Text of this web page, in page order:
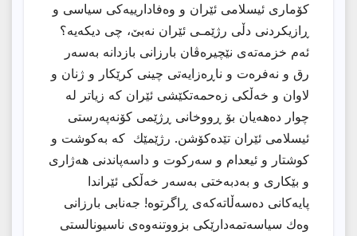
کۆماری ئیسلامی ئێران و وەفادارییەکی سیاسی و
ڕازیکردنی دڵی رژێمـی ئێران نەبێ، چی دیکەیە؟
ئەم خزمەتەی نێچیرەڤان بارزانی بازدانە بەسەر
رق و نەفرەت و ناڕەزایەتی چینی کرێکار و ژنان و
لاوان و خەڵکی زەحمەتکێشی ئێران کە زیاتر لە
چوار دەهەیان بۆ ڕووخانی ڕژێمی کۆنەپەرستی
ئیسلامی ئێران تێدەکۆشن. رژێمێك کە بەکوشت و
کوشتار و ئیعدام و سەرکوت و داسەپاندنی هەژاری
و بێکاری و بەدبەختی بەسەر خەڵکی ئێراندا
پایەکانی دەسەڵاتەکەی ڕاگرتوە! جەنابی بارزانی
وەك سیاسەتمەدارێکی بزووتنەوەی ناسیونالستی